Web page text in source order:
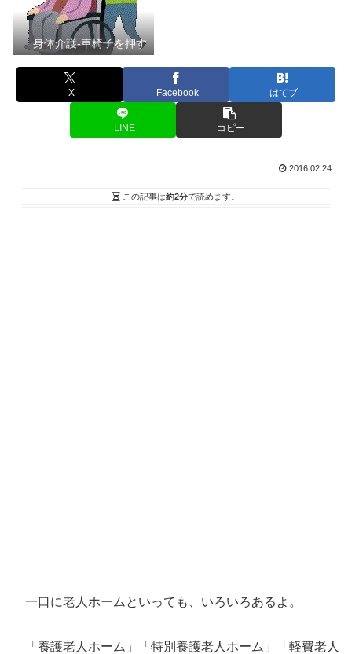
身体介護-車椅子を押す
X Facebook はてブ
LINE コピー
2016.02.24
この記事は約2分で読めます。
一口に老人ホームといっても、いろいろあるよ。
「養護老人ホーム」「特別養護老人ホーム」「軽費老人